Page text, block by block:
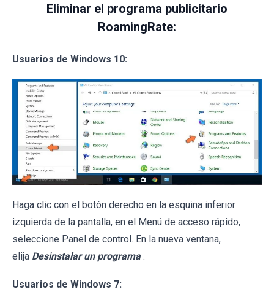
Eliminar el programa publicitario
RoamingRate:
Usuarios de Windows 10:
Haga clic con el botón derecho en la esquina inferior
izquierda de la pantalla, en el Menú de acceso rápido,
seleccione Panel de control. En la nueva ventana,
elija Desinstalar un programa .
Usuarios de Windows 7: